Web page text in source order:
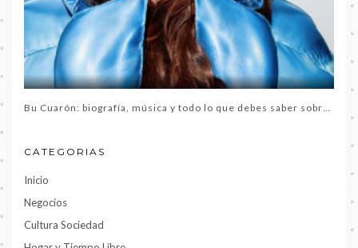
Bu Cuarón: biografía, música y todo lo que debes saber sobre la artista del momento
CATEGORIAS
Inicio
Negocios
Cultura Sociedad